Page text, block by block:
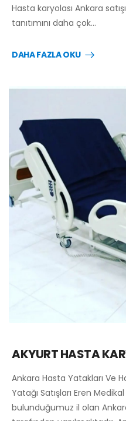
Hasta karyolası Ankara
tanıtımını daha çok…
DAHA FAZLA OKU
AKYURT HASTA
Ankara Hasta Yatakları Ve
Yatağı Satışları Eren
bulunduğumuz il olan